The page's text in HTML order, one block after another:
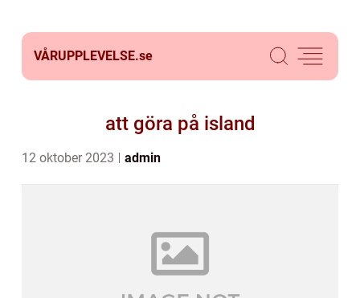
VÅRUPPLEVELSE.se
att göra på island
12 oktober 2023 admin